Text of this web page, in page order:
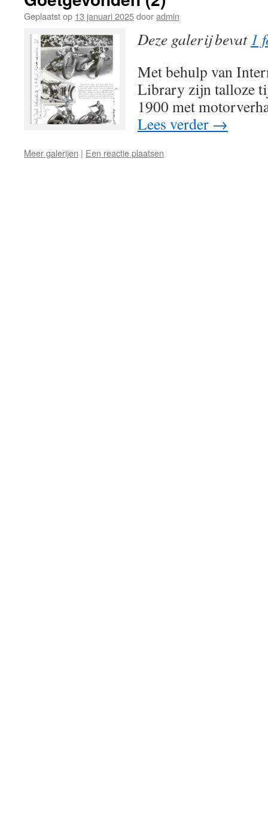
Geplaatst op 13 januari 2025dooradmin
Deze galerij bevat1
Met behulp van
Library zijn talloze
1900 met
Lees verder →
Meer galerijen | Een reactie plaatsen